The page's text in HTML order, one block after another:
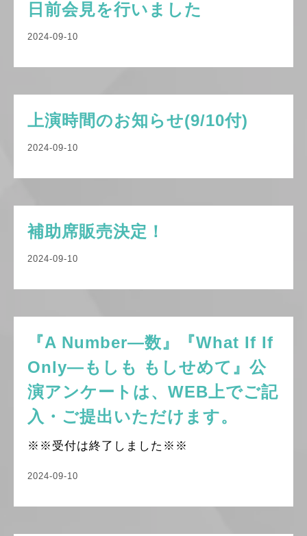
日前会見を行いました
2024-09-10
上演時間のお知らせ(9/10付)
2024-09-10
補助席販売決定！
2024-09-10
『A Number―数』『What If If
Only―もしも もしせめて』公
演アンケートは、WEB上でご記
入・ご提出いただけます。
※※受付は終了しました※※
2024-09-10